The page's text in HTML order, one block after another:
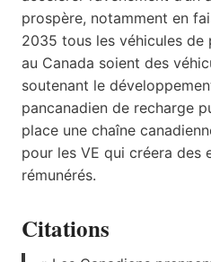
prospère, notamment en
2035 tous les véhicules de
au Canada soient des
soutenant le
pancanadien de recharge
place une chaîne
pour les VE qui créera des
rémunérés.
Citations